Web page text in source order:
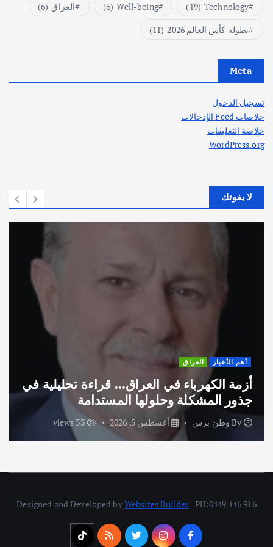
Technology
(19)
Well-being
(6) العراق (6)
بطولة كأس العالم 2026
(11)
Meta
تسجيل الدخول
خلاصات Feed الإدخالات
خلاصة التعليقات
WordPress.org
لا يفوتك
أهم الأخبار ثقافة وفنون
اختتام ورشة السينوغرافيا في مدينة كلباء
الاماراتية
وطن برس أغسطس 3, 2026 46 views
Designed and Developed byWebsites Builder- PH:0449 146 916